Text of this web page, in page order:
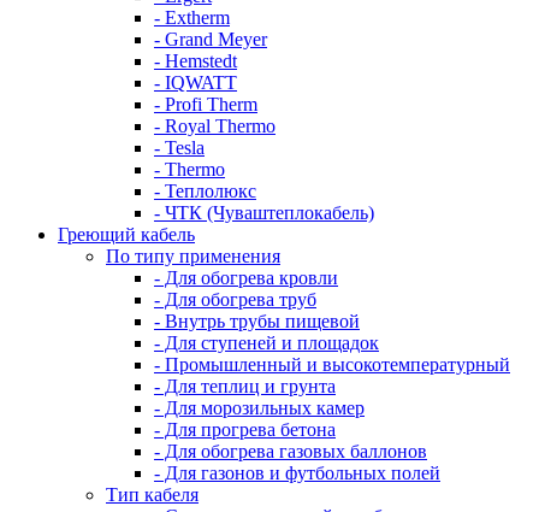
- Extherm
- Grand Meyer
- Hemstedt
- IQWATT
- Profi Therm
- Royal Thermo
- Tesla
- Thermo
- Теплолюкс
- ЧТК (Чуваштеплокабель)
Греющий кабель
По типу применения
- Для обогрева кровли
- Для обогрева труб
- Внутрь трубы пищевой
- Для ступеней и площадок
- Промышленный и высокотемпературный
- Для теплиц и грунта
- Для морозильных камер
- Для прогрева бетона
- Для обогрева газовых баллонов
- Для газонов и футбольных полей
Тип кабеля